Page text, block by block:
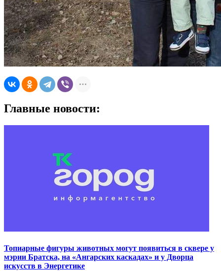
Главные новости:
Топиарные фигуры животных могут появиться в сквере у
мэрии Братска, на «Ангарских каскадах» и у Дворца
искусств в Энергетике